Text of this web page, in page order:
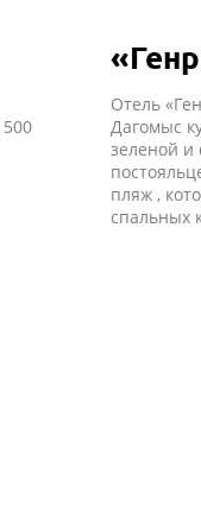
Отель
Дагомыс
зеленой и
пляж ,
спальных